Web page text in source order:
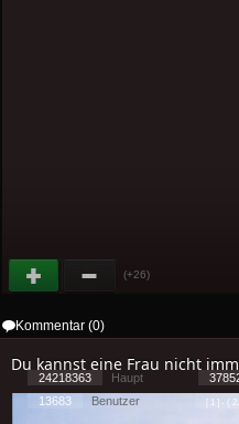
(+26)
Kommentar (0)
Du kannst eine Frau nicht
24218363 Haupt
13683
Benutzer [ 1 ] - (